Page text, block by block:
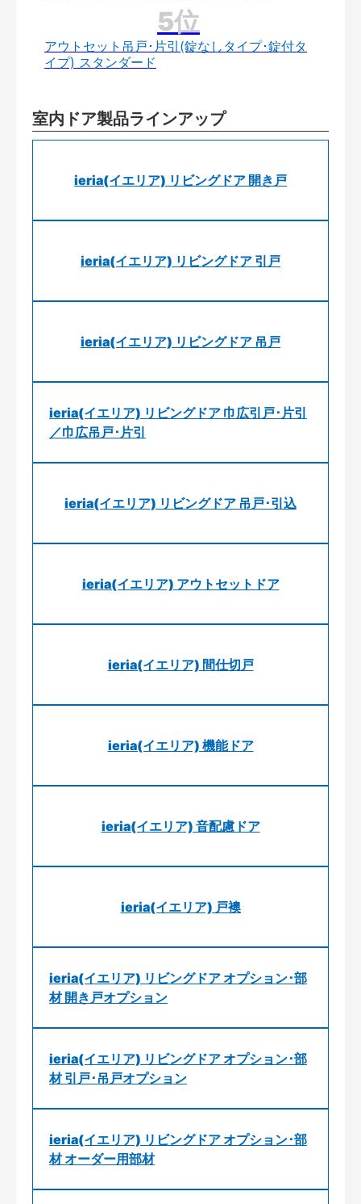
アウトセット吊戸･片引(錠なしタイプ･錠付タ
イプ) スタンダード
室内ドア製品ラインアップ
ieria(イエリア) リビングドア 開き戸
ieria(イエリア) リビングドア 引戸
ieria(イエリア) リビングドア 吊戸
ieria(イエリア) リビングドア 巾広引戸･片引
／巾広吊戸･片引
ieria(イエリア) リビングドア 吊戸･引込
ieria(イエリア) アウトセットドア
ieria(イエリア) 間仕切戸
ieria(イエリア) 機能ドア
ieria(イエリア) 音配慮ドア
ieria(イエリア) 戸襖
ieria(イエリア) リビングドア オプション･部
材 開き戸オプション
ieria(イエリア) リビングドア オプション･部
材 引戸･吊戸オプション
ieria(イエリア) リビングドア オプション･部
材 オーダー用部材